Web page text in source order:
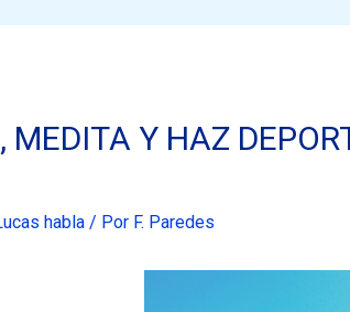
MEDITA Y HAZ
habla/ Por F. Paredes